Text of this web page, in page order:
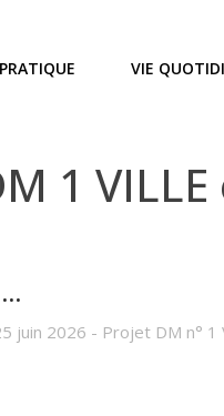
VIE
1
juin 2026 - Projet DM n°